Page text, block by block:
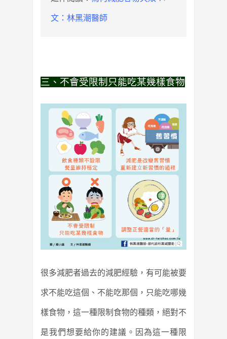
文：林黑潮醫師
三、不會受限制只能吃某幾樣食物
很多減肥者過去的減肥經驗，有可能被要
求不能吃這個、不能吃那個，只能吃哪幾
樣食物，這一種限制食物的種類，絕對不
是我們想要給你的建議。因為這一種限